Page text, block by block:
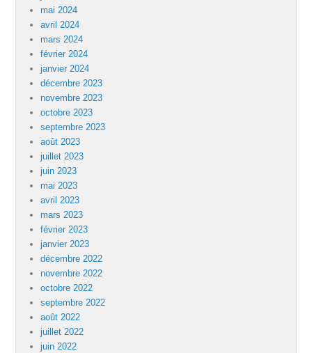
mai 2024
avril 2024
mars 2024
février 2024
janvier 2024
décembre 2023
novembre 2023
octobre 2023
septembre 2023
août 2023
juillet 2023
juin 2023
mai 2023
avril 2023
mars 2023
février 2023
janvier 2023
décembre 2022
novembre 2022
octobre 2022
septembre 2022
août 2022
juillet 2022
juin 2022